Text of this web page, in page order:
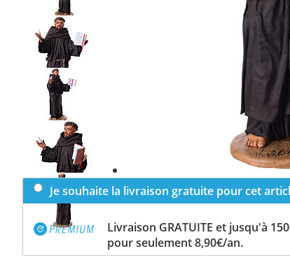
Previous
slide
Next
slide
Je souhaite la livraison gratuite pour cet
Livraison GRATUITE et jusqu'à
pour seulement 8,90€/an.